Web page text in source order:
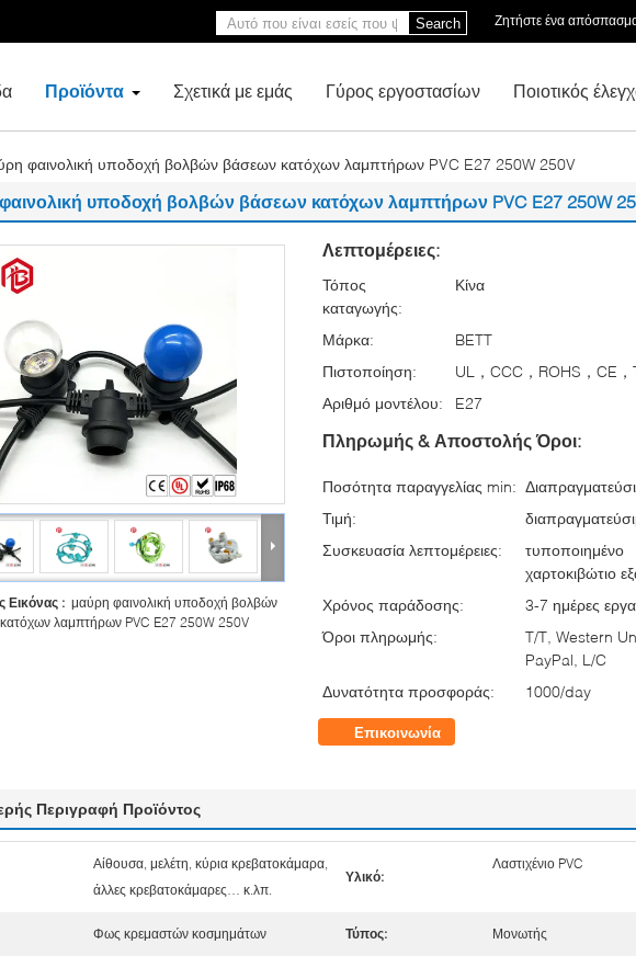
Ζητήστε ένα
Search
Προϊόντα Σχετικά με εμάς Γύρος εργοστασίων Ποιοτικός
φαινολική υποδοχή βολβών βάσεων κατόχων λαμπτήρων PVC E27 250W 250V
υποδοχή βολβών βάσεων κατόχων λαμπτήρων PVC E27 250W
Εικόνας : μαύρη φαινολική υποδοχή βολβών
λαμπτήρων PVC E27 250W 250V
Λεπτομέρειες:
Τόπος
καταγωγής:
Κίνα
Μάρκα:
BETT
Πιστοποίηση:
UL，CCC，ROHS，CE，
Αριθμό μοντέλου:
E27
Πληρωμής & Αποστολής Όροι:
Ποσότητα παραγγελίας min:
Τιμή:
Συσκευασία λεπτομέρειες:
τυποποιημένο
χαρτοκιβώτιο
Χρόνος παράδοσης:
3-7 ημέρες
Όροι πληρωμής:
T/T, Western
PayPal, L/C
Δυνατότητα προσφοράς:
1000/day
Επικοινωνία
Περιγραφή Προϊόντος
Αίθουσα, μελέτη, κύρια κρεβατοκάμαρα,
άλλες κρεβατοκάμαρες… κ.λπ.
Υλικό:
Λαστιχένιο PVC
Φως κρεμαστών κοσμημάτων Τύπος: Μονωτής